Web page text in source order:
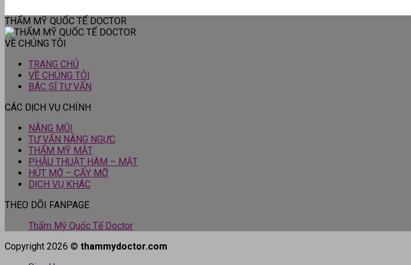
THẨM MỸ QUỐC TẾ DOCTOR
VỀ CHÚNG TÔI
TRANG CHỦ
VỀ CHÚNG TÔI
BÁC SĨ TƯ VẤN
CÁC DỊCH VỤ CHÍNH
NÂNG MŨI
TƯ VẤN NÂNG NGỰC
THẨM MỸ MẮT
PHẪU THUẬT HÀM – MẶT
HÚT MỠ – CẤY MỠ
DỊCH VỤ KHÁC
THEO DÕI FANPAGE
Thẩm Mỹ Quốc Tế Doctor
Copyright 2026 © thammydoctor.com